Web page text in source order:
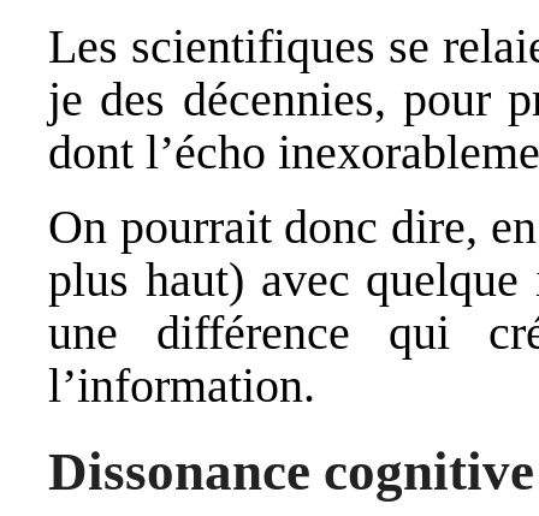
Les scientifiques se
je des décennies, pour
dont l’écho
On pourrait donc dire,
plus haut) avec
une différence qui
l’information.
Dissonance cognitive